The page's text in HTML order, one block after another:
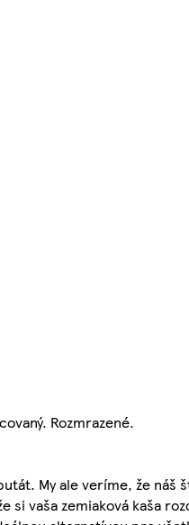
Rozmrazené.
My ale veríme, že náš
si vaša zemiaková kaša